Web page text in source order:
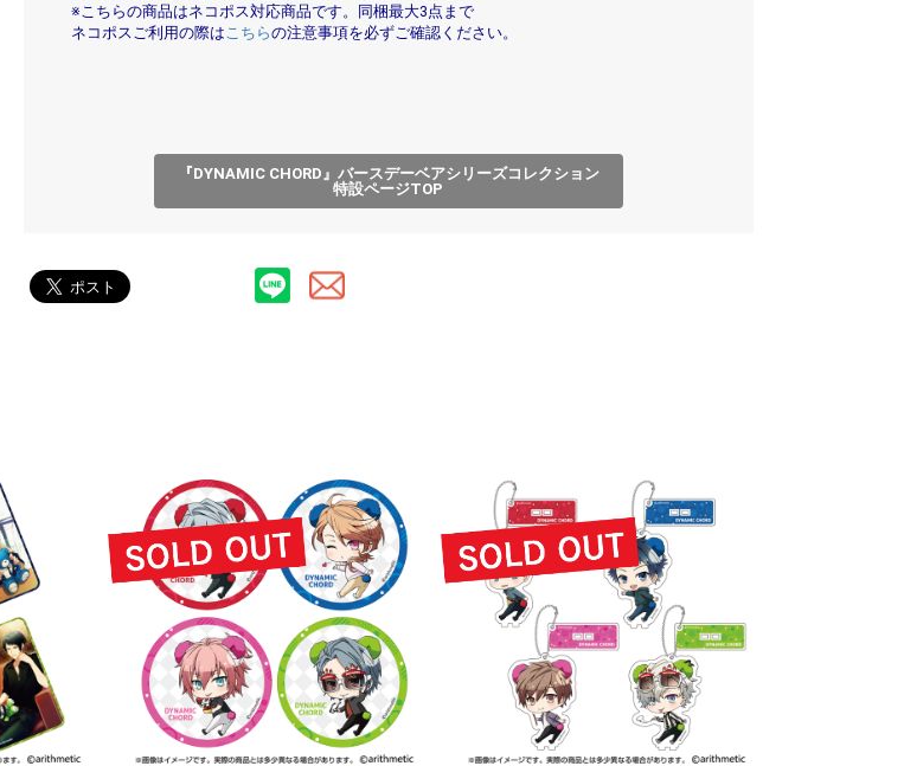
※こちらの商品はネコポス対応商品です。同梱最大3点まで
ネコポスご利用の際はこちらの注意事項を必ずご確認ください。
『DYNAMIC CHORD』バースデーベアシリーズコレクション
特設ページTOP